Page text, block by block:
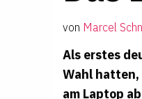
von Marcel
Als erstes
Wahl hatten,
am Laptop